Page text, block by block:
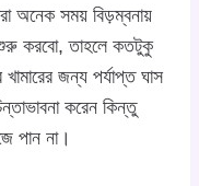
অনেক সময় বিড়ম্বনায়
শুরু করবো, তাহলে কতটুকু
জন্য পর্যাপ্ত ঘাস
করেন কিন্তু
পান না।